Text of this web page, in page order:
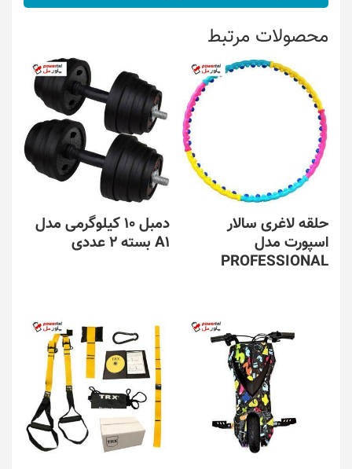
محصولات مرتبط
حلقه لاغری سالار
اسپورت مدل
PROFESSIONAL
دمبل 10 کیلوگرمی مدل
A1 بسته 2 عددی